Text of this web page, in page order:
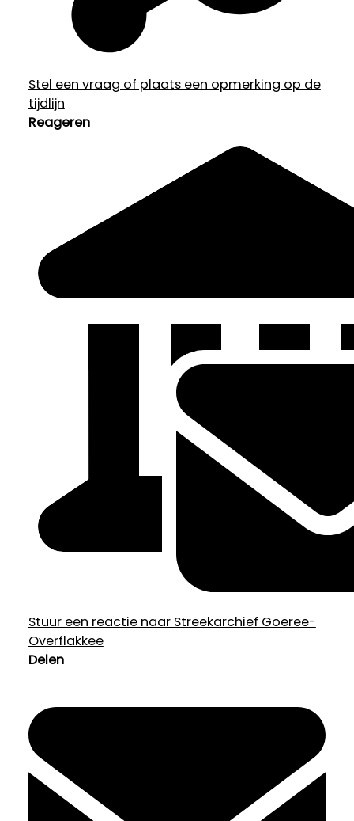
Stel een vraag of plaats een opmerking op de
tijdlijn
Reageren
Stuur een reactie naar Streekarchief Goeree-
Overflakkee
Delen